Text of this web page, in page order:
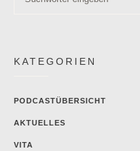
KATEGORIEN
PODCASTÜBERSICHT
AKTUELLES
VITA